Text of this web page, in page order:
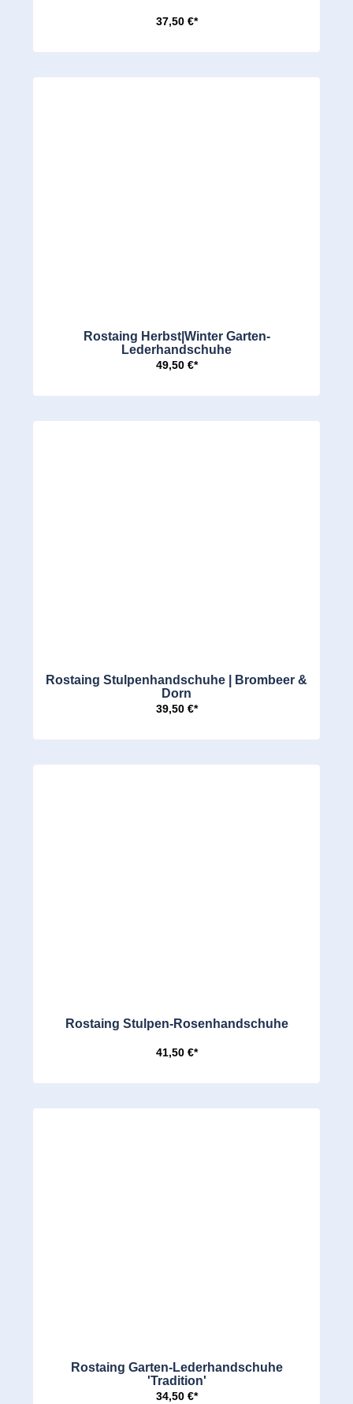
37,50 €*
Rostaing Herbst|Winter Garten-
Lederhandschuhe
49,50 €*
Rostaing Stulpenhandschuhe | Brombeer &
Dorn
39,50 €*
Rostaing Stulpen-Rosenhandschuhe
41,50 €*
Rostaing Garten-Lederhandschuhe
'Tradition'
34,50 €*